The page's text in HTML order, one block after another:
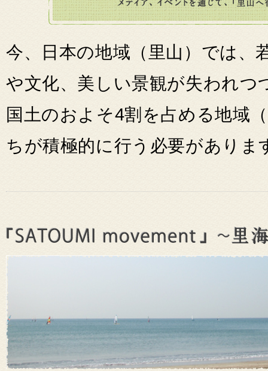
今、日本の地域（里山）では、
や文化、美しい景観が失われつ
国土のおよそ4割を占める地域
ちが積極的に行う必要がありま